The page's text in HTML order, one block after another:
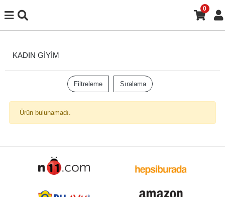
0
KADIN GİYİM
Filtreleme Sıralama
Ürün bulunamadı.